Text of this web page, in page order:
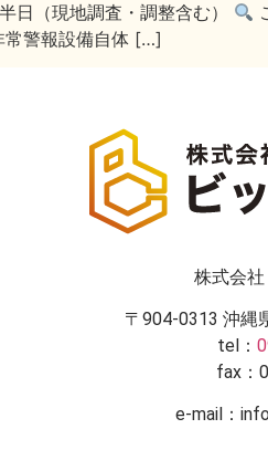
日（現地調査・調整含む）
常警報設備自体 […]
株式会
〒904-0313 沖縄
tel：
fax：
e-mail：